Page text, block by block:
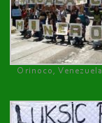
Orinoco, Venezuela